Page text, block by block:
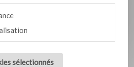
sélectionnés